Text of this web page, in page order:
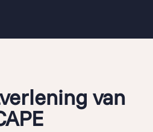
van